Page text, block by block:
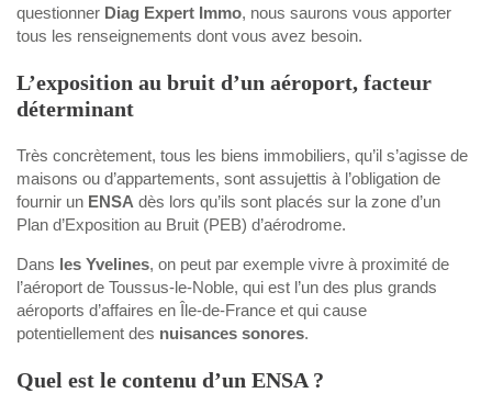
questionner Diag Expert Immo, nous saurons vous apporter
tous les renseignements dont vous avez besoin.
L’exposition au bruit d’un aéroport, facteur
déterminant
Très concrètement, tous les biens immobiliers, qu’il s’agisse de
maisons ou d’appartements, sont assujettis à l’obligation de
fournir un ENSA dès lors qu’ils sont placés sur la zone d’un
Plan d’Exposition au Bruit (PEB) d’aérodrome.
Dans les Yvelines, on peut par exemple vivre à proximité de
l’aéroport de Toussus-le-Noble, qui est l’un des plus grands
aéroports d’affaires en Île-de-France et qui cause
potentiellement des nuisances sonores.
Quel est le contenu d’un ENSA ?